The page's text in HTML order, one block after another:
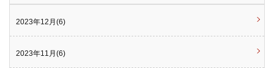
2023年12月(6)
2023年11月(6)